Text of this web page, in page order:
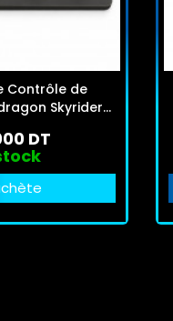
Contrôle de
Skyrider
DT